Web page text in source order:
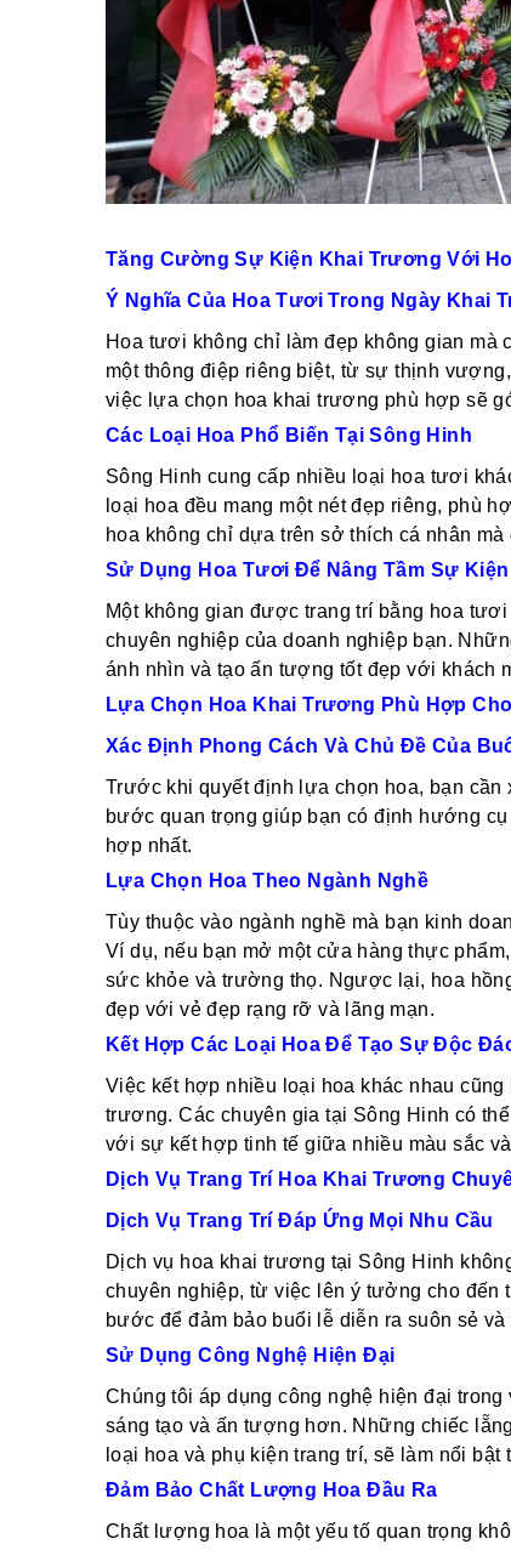
Tăng Cường Sự Kiện Khai Trương Với
Ý Nghĩa Của Hoa Tươi Trong Ngày Khai
Hoa tươi không chỉ làm đẹp không gian
một thông điệp riêng biệt, từ sự thịnh
việc lựa chọn hoa khai trương phù hợp sẽ
Các Loại Hoa Phổ Biến Tại Sông Hinh
Sông Hinh cung cấp nhiều loại hoa tươi
loại hoa đều mang một nét đẹp riêng, phù
hoa không chỉ dựa trên sở thích cá nhân
Sử Dụng Hoa Tươi Để Nâng Tầm Sự Kiện
Một không gian được trang trí bằng hoa
chuyên nghiệp của doanh nghiệp bạn.
ánh nhìn và tạo ấn tượng tốt đẹp với khách
Lựa Chọn Hoa Khai Trương Phù Hợp
Xác Định Phong Cách Và Chủ Đề Của
Trước khi quyết định lựa chọn hoa, bạn
bước quan trọng giúp bạn có định hướng
hợp nhất.
Lựa Chọn Hoa Theo Ngành Nghề
Tùy thuộc vào ngành nghề mà bạn kinh
Ví dụ, nếu bạn mở một cửa hàng thực
sức khỏe và trường thọ. Ngược lại, hoa
đẹp với vẻ đẹp rạng rỡ và lãng mạn.
Kết Hợp Các Loại Hoa Để Tạo Sự Độc
Việc kết hợp nhiều loại hoa khác nhau
trương. Các chuyên gia tại Sông Hinh có
với sự kết hợp tinh tế giữa nhiều màu sắc
Dịch Vụ Trang Trí Hoa Khai Trương
Dịch Vụ Trang Trí Đáp Ứng Mọi Nhu Cầu
Dịch vụ hoa khai trương tại Sông Hinh
chuyên nghiệp, từ việc lên ý tưởng cho
bước để đảm bảo buổi lễ diễn ra suôn sẻ và
Sử Dụng Công Nghệ Hiện Đại
Chúng tôi áp dụng công nghệ hiện đại
sáng tạo và ấn tượng hơn. Những chiếc
loại hoa và phụ kiện trang trí, sẽ làm nổi
Đảm Bảo Chất Lượng Hoa Đầu Ra
Chất lượng hoa là một yếu tố quan trọng